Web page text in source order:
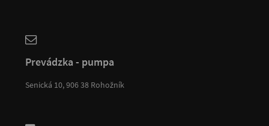
Prevádzka - pumpa
Senická 10, 906 38 Rohožník